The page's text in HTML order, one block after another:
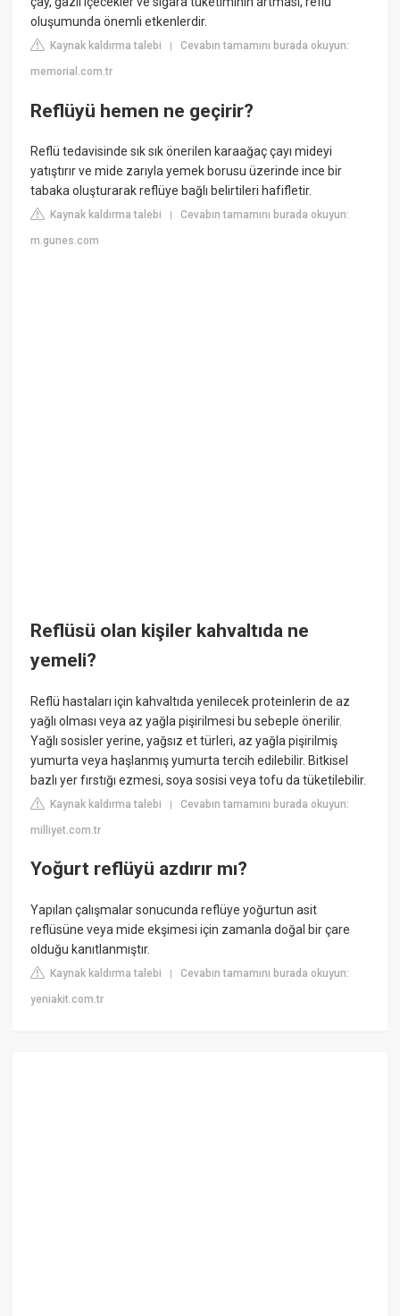
oluşumunda önemli etkenlerdir.
Kaynak kaldırma talebi |Cevabın tamamını burada okuyun:
memorial.com.tr
Reflüyü hemen ne geçirir?
Reflü tedavisinde sık sık önerilen karaağaç çayı mideyi
yatıştırır ve mide zarıyla yemek borusu üzerinde ince bir
tabaka oluşturarak reflüye bağlı belirtileri hafifletir.
Kaynak kaldırma talebi |Cevabın tamamını burada okuyun:
m.gunes.com
Reflüsü olan kişiler kahvaltıda ne
yemeli?
Reflü hastaları için kahvaltıda yenilecek proteinlerin de az
yağlı olması veya az yağla pişirilmesi bu sebeple önerilir.
Yağlı sosisler yerine, yağsız et türleri, az yağla pişirilmiş
yumurta veya haşlanmış yumurta tercih edilebilir. Bitkisel
bazlı yer fırstığı ezmesi, soya sosisi veya tofu da tüketilebilir.
Kaynak kaldırma talebi |Cevabın tamamını burada okuyun:
milliyet.com.tr
Yoğurt reflüyü azdırır mı?
Yapılan çalışmalar sonucunda reflüye yoğurtun asit
reflüsüne veya mide ekşimesi için zamanla doğal bir çare
olduğu kanıtlanmıştır.
Kaynak kaldırma talebi |Cevabın tamamını burada okuyun:
yeniakit.com.tr